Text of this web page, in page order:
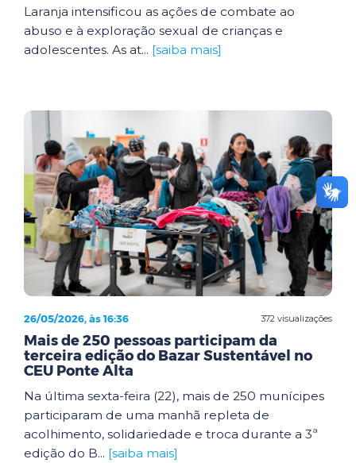
Laranja intensificou as ações de combate ao
abuso e à exploração sexual de crianças e
adolescentes. As at... [saiba mais]
372 visualizações
26/05/2026, às 16:36
Mais de 250 pessoas participam da
terceira edição do Bazar Sustentável no
CEU Ponte Alta
Na última sexta-feira (22), mais de 250 munícipes
participaram de uma manhã repleta de
acolhimento, solidariedade e troca durante a 3ª
edição do B... [saiba mais]